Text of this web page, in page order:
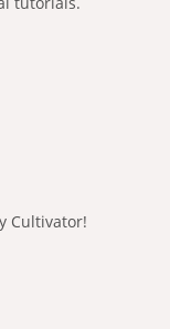
Cultivator!